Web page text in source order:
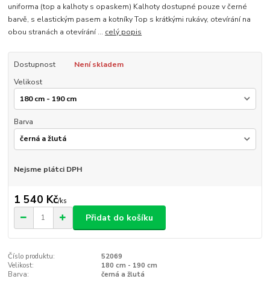
uniforma (top a kalhoty s opaskem) Kalhoty dostupné pouze v černé
barvě, s elastickým pasem a kotníky Top s krátkými rukávy, otevírání na
obou stranách a otevírání ... celý popis
Dostupnost
Není skladem
Velikost
Barva
Nejsme plátci DPH
1 540 Kč/ks
Přidat do košíku
Číslo produktu:
52069
Velikost:
180 cm - 190 cm
Barva:
černá a žlutá